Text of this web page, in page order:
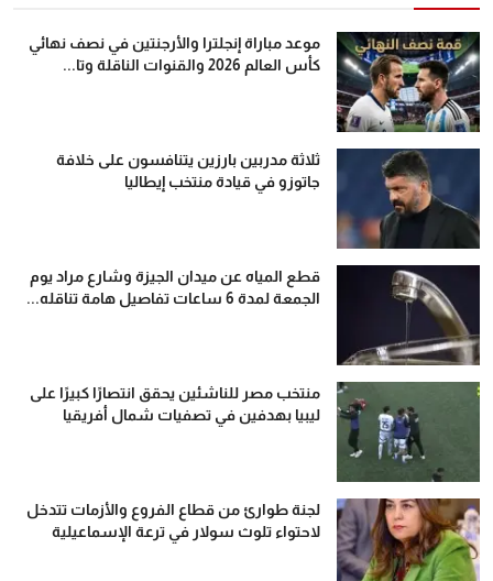
موعد مباراة إنجلترا والأرجنتين في نصف نهائي
كأس العالم 2026 والقنوات الناقلة وتا...
ثلاثة مدربين بارزين يتنافسون على خلافة
جاتوزو في قيادة منتخب إيطاليا
قطع المياه عن ميدان الجيزة وشارع مراد يوم
الجمعة لمدة 6 ساعات تفاصيل هامة تناقله...
منتخب مصر للناشئين يحقق انتصارًا كبيرًا على
ليبيا بهدفين في تصفيات شمال أفريقيا
لجنة طوارئ من قطاع الفروع والأزمات تتدخل
لاحتواء تلوث سولار في ترعة الإسماعيلية